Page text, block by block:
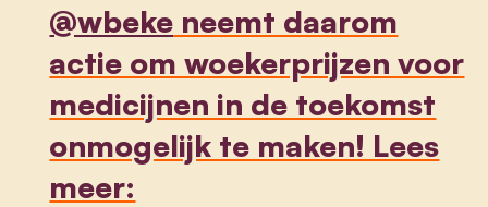
@wbeke neemt daarom
actie om woekerprijzen voor
medicijnen in de toekomst
onmogelijk te maken! Lees
meer: